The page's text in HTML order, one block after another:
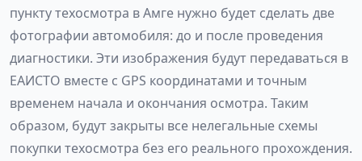
пункту техосмотра в Амге нужно будет сделать две
фотографии автомобиля: до и после проведения
диагностики. Эти изображения будут передаваться в
ЕАИСТО вместе с GPS координатами и точным
временем начала и окончания осмотра. Таким
образом, будут закрыты все нелегальные схемы
покупки техосмотра без его реального прохождения.